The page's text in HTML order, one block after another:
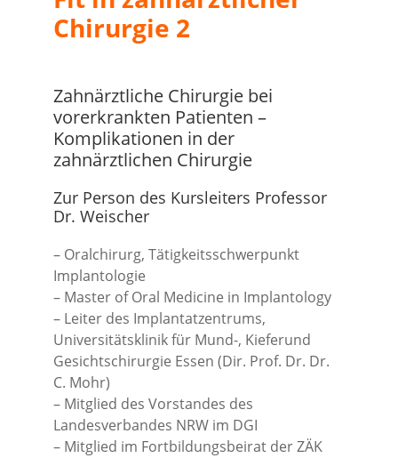
Chirurgie 2
Zahnärztliche Chirurgie bei
vorerkrankten Patienten –
Komplikationen in der
zahnärztlichen Chirurgie
Zur Person des Kursleiters Professor
Dr. Weischer
– Oralchirurg, Tätigkeitsschwerpunkt
Implantologie
– Master of Oral Medicine in Implantology
– Leiter des Implantatzentrums,
Universitätsklinik für Mund-, Kieferund
Gesichtschirurgie Essen (Dir. Prof. Dr. Dr.
C. Mohr)
– Mitglied des Vorstandes des
Landesverbandes NRW im DGI
– Mitglied im Fortbildungsbeirat der ZÄK